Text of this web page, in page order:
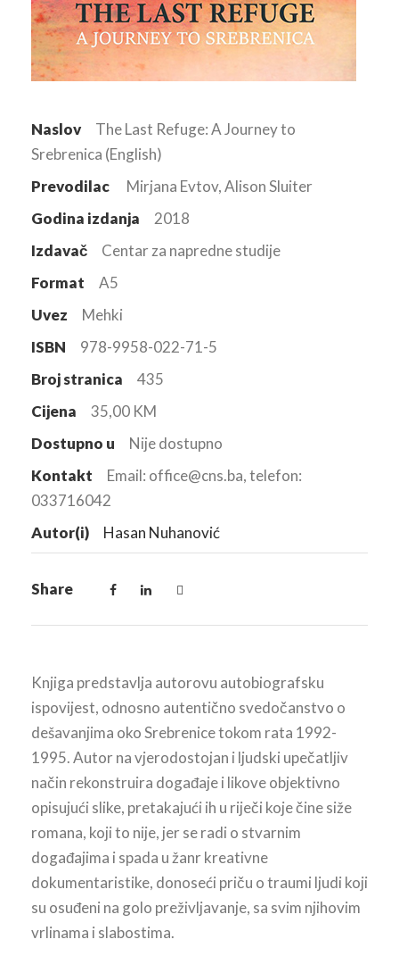
Naslov
The Last Refuge: A Journey to
Srebrenica (English)
Prevodilac
Mirjana Evtov, Alison Sluiter
Godina izdanja
2018
Izdavač
Centar za napredne studije
Format
A5
Uvez
Mehki
ISBN
978-9958-022-71-5
Broj stranica
435
Cijena
35,00 KM
Dostupno u
Nije dostupno
Kontakt
Email: office@cns.ba, telefon:
033716042
Autor(i)
Hasan Nuhanović
Share
Knjiga predstavlja autorovu autobiografsku
ispovijest, odnosno autentično svedočanstvo o
dešavanjima oko Srebrenice tokom rata 1992-
1995. Autor na vjerodostojan i ljudski upečatljiv
način rekonstruira događaje i likove objektivno
opisujući slike, pretakajući ih u riječi koje čine siže
romana, koji to nije, jer se radi o stvarnim
događajima i spada u žanr kreativne
dokumentaristike, donoseći priču o traumi ljudi koji
su osuđeni na golo preživljavanje, sa svim njihovim
vrlinama i slabostima.